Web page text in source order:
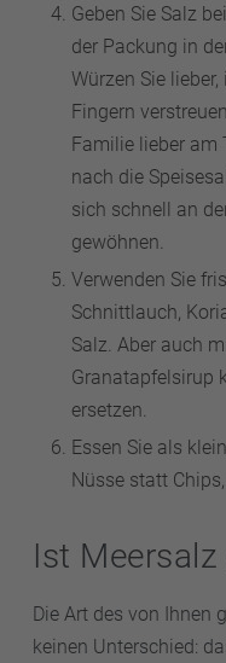
Geben Sie Salz
der Packung in
Würzen Sie
Fingern
Familie lieber am
nach die
sich schnell an
gewöhnen.
Verwenden Sie
Schnittlauch,
Salz. Aber auch
Granatapfelsirup
ersetzen.
Essen Sie als
Nüsse statt
Ist
Die Art des von Ihnen
keinen Unterschied: